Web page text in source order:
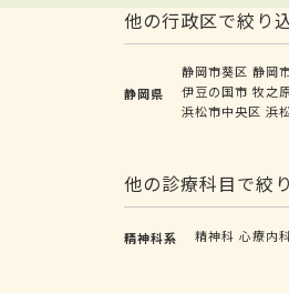
他の行政区で絞り
静岡県
静岡市葵区 静岡
伊豆の国市 牧之
浜松市中央区 浜
他の診療科目で絞
精神科系 精神科 心療内